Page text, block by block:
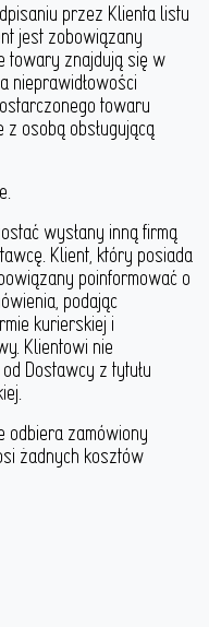
przez Klienta listu
jest zobowiązany
towary znajdują się w
nieprawidłowości
towaru
osobą obsługującą
wysłany inną firmą
Klient, który posiada
poinformować o
podając
kurierskiej i
Klientowi nie
Dostawcy z tytułu
odbiera zamówiony
żadnych kosztów